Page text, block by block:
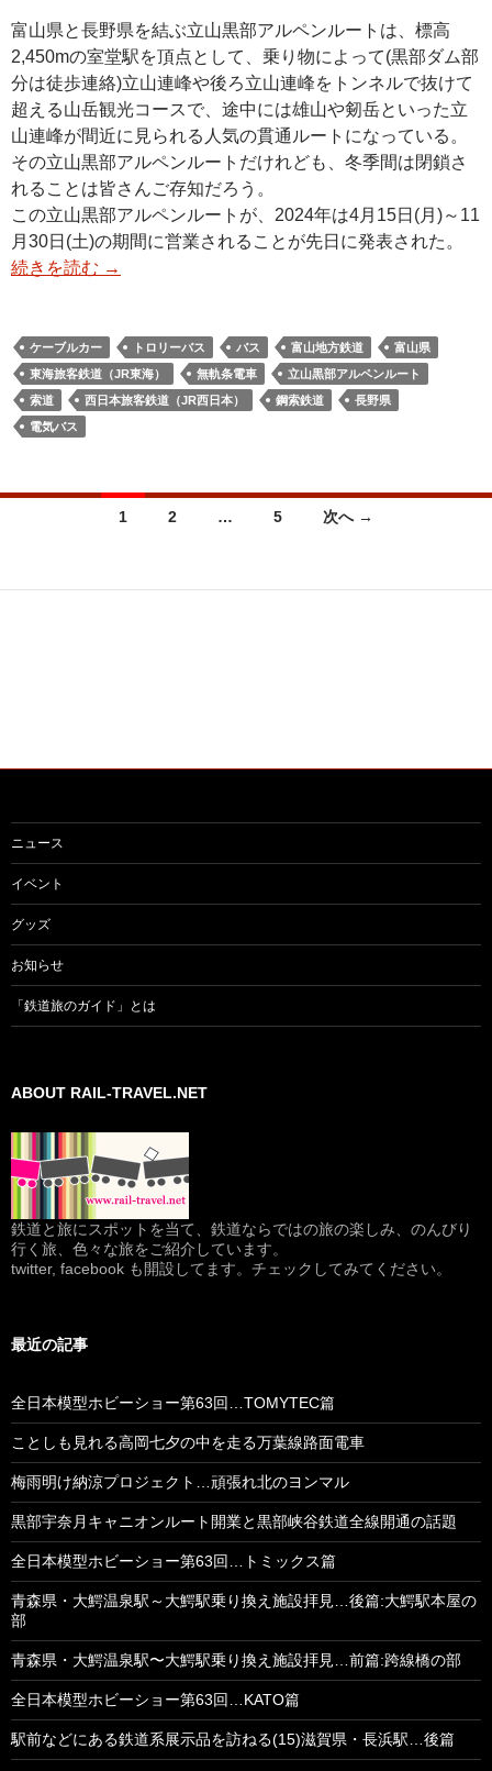
富山県と長野県を結ぶ立山黒部アルペンルートは、標高
2,450mの室堂駅を頂点として、乗り物によって(黒部ダム部
分は徒歩連絡)立山連峰や後ろ立山連峰をトンネルで抜けて
超える山岳観光コースで、途中には雄山や剱岳といった立
山連峰が間近に見られる人気の貫通ルートになっている。
その立山黒部アルペンルートだけれども、冬季間は閉鎖さ
れることは皆さんご存知だろう。
この立山黒部アルペンルートが、2024年は4月15日(月)～11
月30日(土)の期間に営業されることが先日に発表された。
続きを読む →
ケーブルカー トロリーバス バス 富山地方鉄道
富山県
東海旅客鉄道（JR東海）
無軌条電車
立山黒部アルペンルート
索道
西日本旅客鉄道（JR西日本） 鋼索鉄道
長野県
電気バス
ナ
ン
1 2 … 5 次へ →
ニュース
イベント
グッズ
お知らせ
「鉄道旅のガイド」とは
ABOUT RAIL-TRAVEL.NET
鉄道と旅にスポットを当て、鉄道ならではの旅の楽しみ、のんびり
行く旅、色々な旅をご紹介しています。
twitter, facebook も開設してます。チェックしてみてください。
最近の記事
全日本模型ホビーショー第63回…TOMYTEC篇
ことしも見れる高岡七夕の中を走る万葉線路面電車
梅雨明け納涼プロジェクト…頑張れ北のヨンマル
黒部宇奈月キャニオンルート開業と黒部峡谷鉄道全線開通の話題
全日本模型ホビーショー第63回…トミックス篇
青森県・大鰐温泉駅～大鰐駅乗り換え施設拝見…後篇:大鰐駅本屋の
部
青森県・大鰐温泉駅〜大鰐駅乗り換え施設拝見…前篇:跨線橋の部
全日本模型ホビーショー第63回…KATO篇
駅前などにある鉄道系展示品を訪ねる(15)滋賀県・長浜駅…後篇